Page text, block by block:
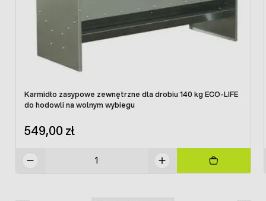
Karmidło zasypowe zewnętrzne dla drobiu 140 kg ECO-LIFE
do hodowli na wolnym wybiegu
549,00 zł